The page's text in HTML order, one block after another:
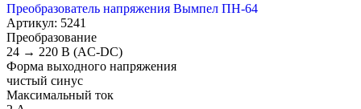
Преобразователь напряжения Вымпел ПН-64
Артикул: 5241
Преобразование
24 → 220 В (AC-DC)
Форма выходного напряжения
чистый синус
Максимальный ток